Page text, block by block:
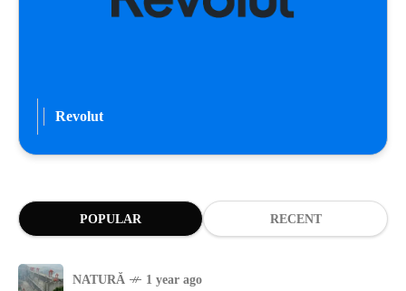
Revolut
POPULAR RECENT
NATURĂ 1 year ago